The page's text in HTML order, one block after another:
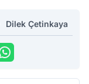
Dilek Çetinkaya